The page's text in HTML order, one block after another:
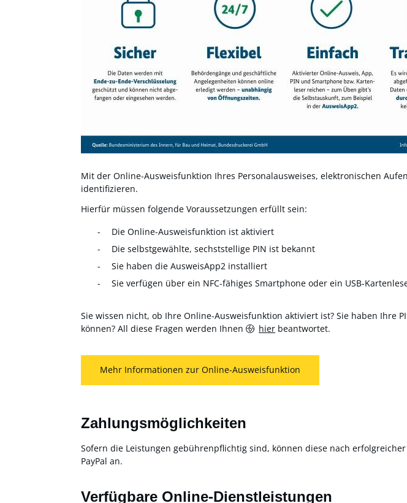
Mit der Online-Ausweisfunktion Ihres Personalausweises, elektronischen
identifizieren.
Hierfür müssen folgende Voraussetzungen erfüllt sein:
Die Online-Ausweisfunktion ist aktiviert
Die selbstgewählte, sechststellige PIN ist bekannt
Sie haben die AusweisApp2 installiert
Sie verfügen über ein NFC-fähiges Smartphone oder ein USB-
Sie wissen nicht, ob Ihre Online-Ausweisfunktion aktiviert ist? Sie haben Ihre
können? All diese Fragen werden Ihnen
hier beantwortet.
Mehr Informationen zur Online-Ausweisfunktion
Zahlungsmöglichkeiten
Sofern die Leistungen gebührenpflichtig sind, können diese nach
PayPal an.
Verfügbare Online-Dienstleistungen